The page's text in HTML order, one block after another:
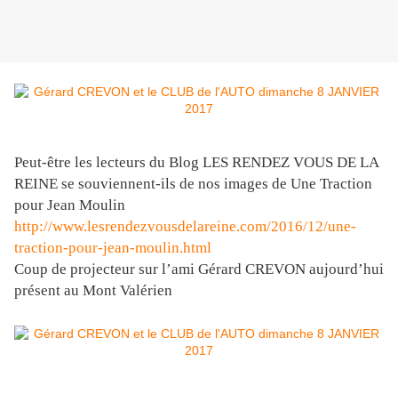
Peut-être les lecteurs du Blog LES RENDEZ VOUS DE LA
REINE se souviennent-ils de nos images de Une Traction
pour Jean Moulin
http://www.lesrendezvousdelareine.com/2016/12/une-
traction-pour-jean-moulin.html
Coup de projecteur sur l’ami Gérard CREVON aujourd’hui
présent au Mont Valérien